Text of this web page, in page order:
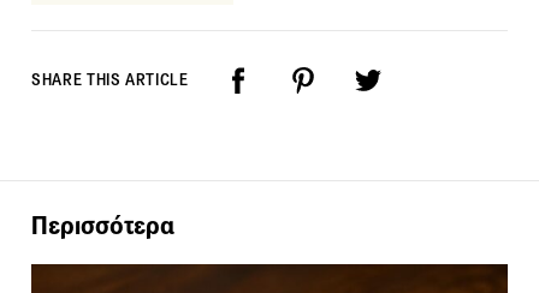
SHARE THIS ARTICLE
Περισσότερα